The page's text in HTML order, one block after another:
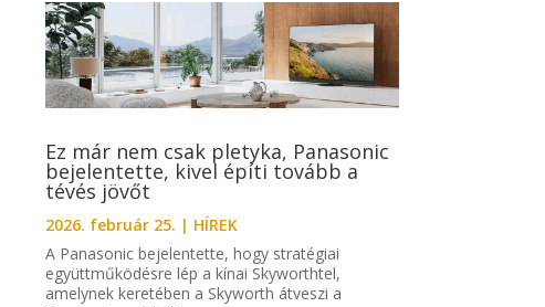
Ez már nem csak pletyka, Panasonic
bejelentette, kivel építi tovább a
tévés jövőt
2026. február 25. | HÍREK
A Panasonic bejelentette, hogy stratégiai
együttműködésre lép a kínai Skyworthtel,
amelynek keretében a Skyworth átveszi a